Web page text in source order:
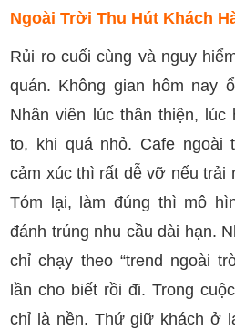
Ngoài Trời Thu Hút Khách
Rủi ro cuối cùng và nguy
quán. Không gian hôm nay
Nhân viên lúc thân thiện,
to, khi quá nhỏ. Cafe ngoài
cảm xúc thì rất dễ vỡ nếu trải
Tóm lại, làm đúng thì mô
đánh trúng nhu cầu dài hạn.
chỉ chạy theo “trend ngoài
lần cho biết rồi đi. Trong
chỉ là nền. Thứ giữ khách ở